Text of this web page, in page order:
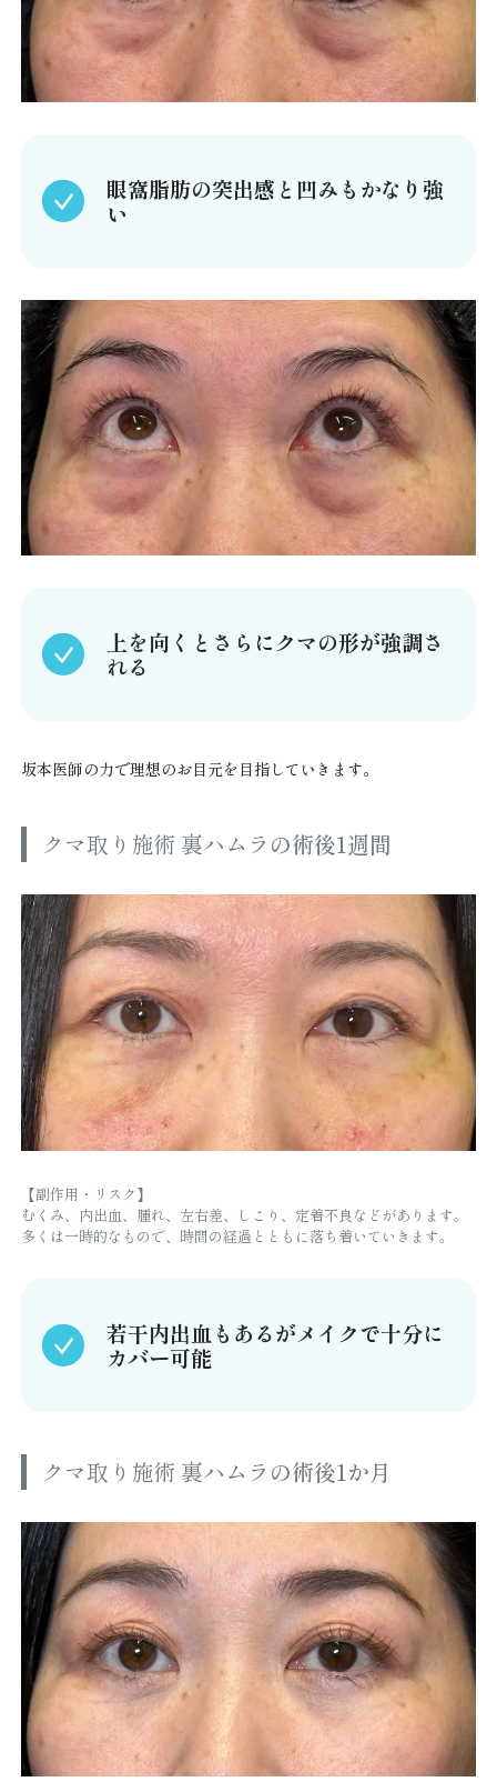
眼窩脂肪の突出感と凹みもかなり強
い
上を向くとさらにクマの形が強調さ
れる
坂本医師の力で理想のお目元を目指していきます。
クマ取り施術 裏ハムラ の術後1週間
【副作用・リスク】
むくみ、内出血、腫れ、左右差、しこり、定着不良などがあります。
多くは一時的なもので、時間の経過とともに落ち着いていきます。
若干内出血もあるがメイクで十分に
カバー可能
クマ取り施術 裏ハムラ の術後1か月